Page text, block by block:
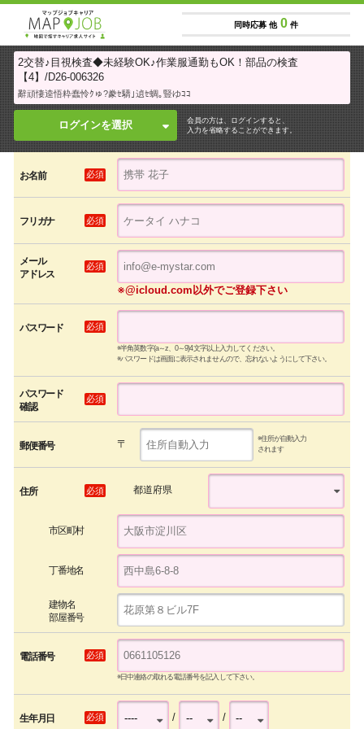
同時応募 他 0 件
2交替♪目視検査◆未経験OK♪作業服通勤もOK！部品の検査
【4】/D26-006326
辭頑悽逵悟粋蠢怜ｸゅ?豢ｾ驕｣遉ｾ蜩｡豎ゆｺｺ
ログインを選択
会員の方は、ログインすると、
入力を省略することができます。
お名前 必須
フリガナ 必須
メール
アドレス
必須
※@icloud.com以外でご登録下さい
パスワード 必須
※半角英数字(a～z、0～9)4文字以上入力してください。
※パスワードは画面に表示されませんので、忘れないようにして下さい。
パスワード
確認
必須
郵便番号 〒
※住所が自動入力
されます
住所 必須 都道府県
市区町村
丁番地名
建物名
部屋番号
電話番号 必須
※日中連絡の取れる電話番号を記入して下さい。
生年月日 必須 / /